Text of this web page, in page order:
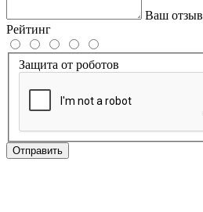
Ваш отзыв
Рейтинг
Защита от роботов
Отправить